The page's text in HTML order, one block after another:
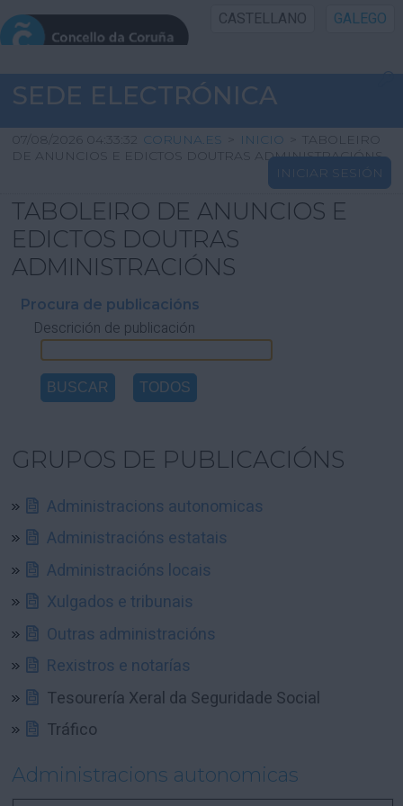
CASTELLANO GALEGO
INICIO SEDE
INICIO
INFORMACIÓN PÚBLICA
CARTAFOL CIDADÁN
UTILIDADES
AXUDA
SEDE ELECTRÓNICA
07/08/2026 04:33:32 CORUNA.ES > INICIO > TABOLEIRO
DE ANUNCIOS E EDICTOS DOUTRAS ADMINISTRACIÓNS
INICIAR SESIÓN
TABOLEIRO DE ANUNCIOS E
EDICTOS DOUTRAS
ADMINISTRACIÓNS
Procura de publicacións
Descrición de publicación
GRUPOS DE PUBLICACIÓNS
Administracions autonomicas
Administracións estatais
Administracións locais
Xulgados e tribunais
Outras administracións
Rexistros e notarías
Tesourería Xeral da Seguridade Social
Tráfico
Administracions autonomicas